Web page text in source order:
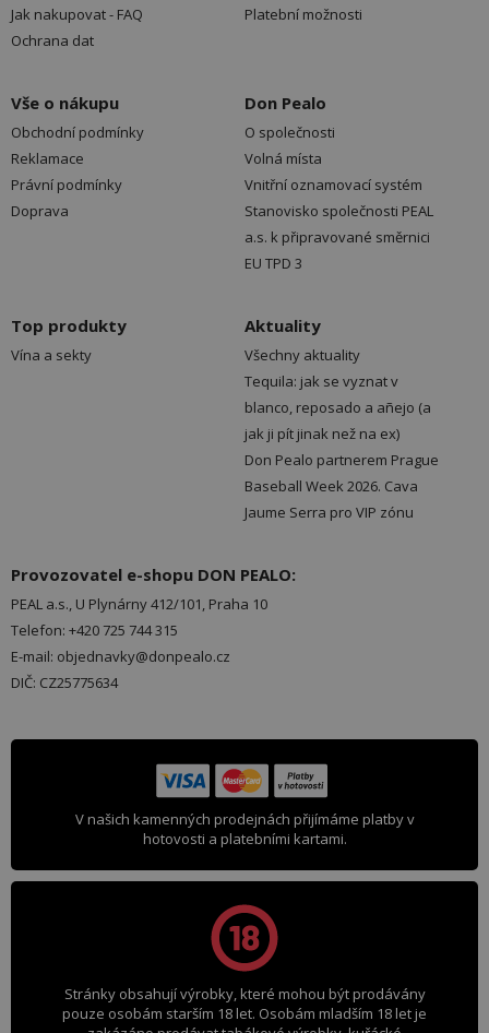
Jak nakupovat - FAQ
Ochrana dat
Platební možnosti
Vše o nákupu
Obchodní podmínky
Reklamace
Právní podmínky
Doprava
Don Pealo
O společnosti
Volná místa
Vnitřní oznamovací systém
Stanovisko společnosti PEAL
a.s. k připravované směrnici
EU TPD 3
Top produkty
Vína a sekty
Aktuality
Všechny aktuality
Tequila: jak se vyznat v
blanco, reposado a añejo (a
jak ji pít jinak než na ex)
Don Pealo partnerem Prague
Baseball Week 2026. Cava
Jaume Serra pro VIP zónu
Provozovatel e-shopu DON PEALO:
PEAL a.s., U Plynárny 412/101, Praha 10
Telefon: +420 725 744 315
E-mail: objednavky@donpealo.cz
DIČ: CZ25775634
V našich kamenných prodejnách přijímáme platby v
hotovosti a platebními kartami.
Stránky obsahují výrobky, které mohou být prodávány
pouze osobám starším 18 let. Osobám mladším 18 let je